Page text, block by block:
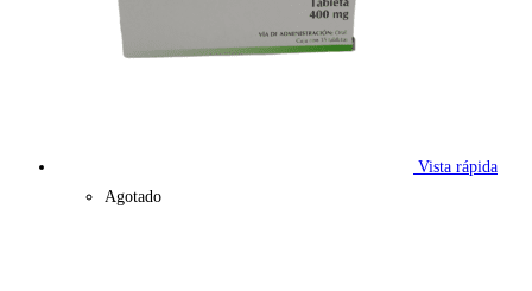
Vista rápida
Agotado